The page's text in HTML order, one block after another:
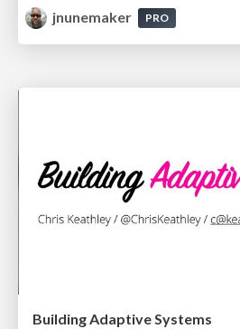
jnunemaker
PRO
Building Adaptive Systems